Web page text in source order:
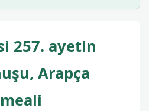
257. ayetin
Arapça